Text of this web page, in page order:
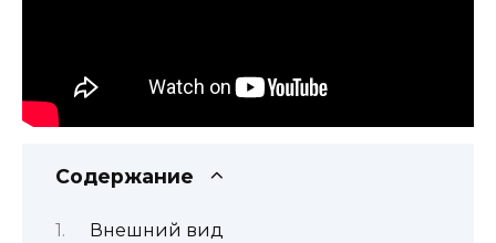
Содержание
Внешний вид